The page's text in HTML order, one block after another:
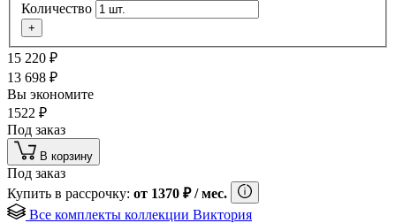
Количество
+
15 220 ₽
13 698 ₽
Вы экономите
1522 ₽
Под заказ
В корзину
Под заказ
Купить в рассрочку: от 1370 ₽/ мес.
Все комплекты коллекции Виктория